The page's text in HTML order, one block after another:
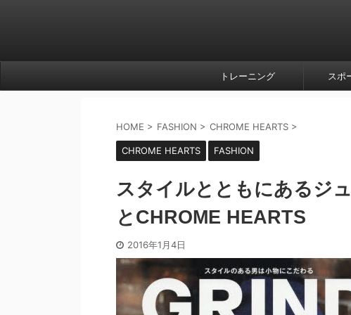
トレーニング スポ
HOME > FASHION > CHROME HEARTS >
CHROME HEARTS FASHION
スタイルとともにあるジ
とCHROME HEARTS
2016年1月4日